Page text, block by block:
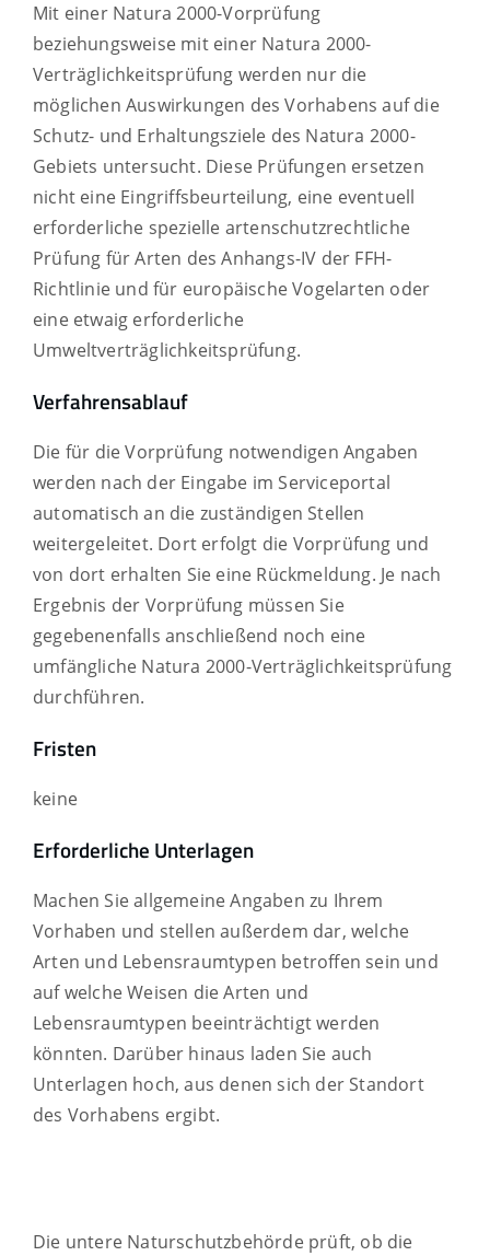
Mit einer Natura 2000-Vorprüfung
beziehungsweise mit einer Natura 2000-
Verträglichkeitsprüfung werden nur die
möglichen Auswirkungen des Vorhabens auf die
Schutz- und Erhaltungsziele des Natura 2000-
Gebiets untersucht. Diese Prüfungen ersetzen
nicht eine Eingriffsbeurteilung, eine eventuell
erforderliche spezielle artenschutzrechtliche
Prüfung für Arten des Anhangs-IV der FFH-
Richtlinie und für europäische Vogelarten oder
eine etwaig erforderliche
Umweltverträglichkeitsprüfung.
Verfahrensablauf
Die für die Vorprüfung notwendigen Angaben
werden nach der Eingabe im Serviceportal
automatisch an die zuständigen Stellen
weitergeleitet. Dort erfolgt die Vorprüfung und
von dort erhalten Sie eine Rückmeldung. Je nach
Ergebnis der Vorprüfung müssen Sie
gegebenenfalls anschließend noch eine
umfängliche Natura 2000-Verträglichkeitsprüfung
durchführen.
Fristen
keine
Erforderliche Unterlagen
Machen Sie allgemeine Angaben zu Ihrem
Vorhaben und stellen außerdem dar, welche
Arten und Lebensraumtypen betroffen sein und
auf welche Weisen die Arten und
Lebensraumtypen beeinträchtigt werden
könnten. Darüber hinaus laden Sie auch
Unterlagen hoch, aus denen sich der Standort
des Vorhabens ergibt.
Die untere Naturschutzbehörde prüft, ob die